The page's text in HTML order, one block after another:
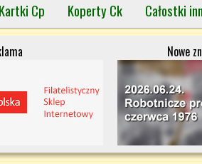
Kartki Cp Koperty Ck Całostki
Nowe